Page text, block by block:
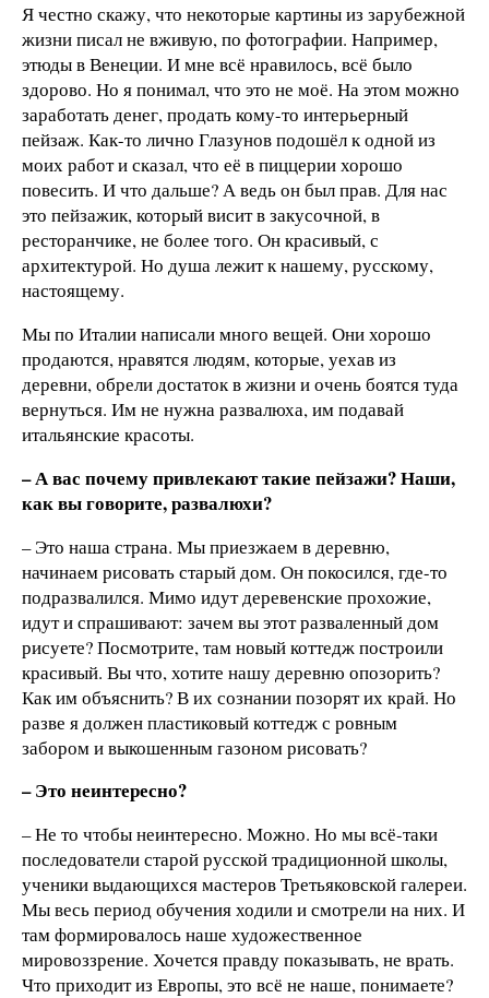
Я честно скажу, что некоторые картины из зарубежной
жизни писал не вживую, по фотографии. Например,
этюды в Венеции. И мне всё нравилось, всё было
здорово. Но я понимал, что это не моё. На этом можно
заработать денег, продать кому-то интерьерный
пейзаж. Как-то лично Глазунов подошёл к одной из
моих работ и сказал, что её в пиццерии хорошо
повесить. И что дальше? А ведь он был прав. Для нас
это пейзажик, который висит в закусочной, в
ресторанчике, не более того. Он красивый, с
архитектурой. Но душа лежит к нашему, русскому,
настоящему.
Мы по Италии написали много вещей. Они хорошо
продаются, нравятся людям, которые, уехав из
деревни, обрели достаток в жизни и очень боятся туда
вернуться. Им не нужна развалюха, им подавай
итальянские красоты.
– А вас почему привлекают такие пейзажи? Наши,
как вы говорите, развалюхи?
– Это наша страна. Мы приезжаем в деревню,
начинаем рисовать старый дом. Он покосился, где-то
подразвалился. Мимо идут деревенские прохожие,
идут и спрашивают: зачем вы этот разваленный дом
рисуете? Посмотрите, там новый коттедж построили
красивый. Вы что, хотите нашу деревню опозорить?
Как им объяснить? В их сознании позорят их край. Но
разве я должен пластиковый коттедж с ровным
забором и выкошенным газоном рисовать?
– Это неинтересно?
– Не то чтобы неинтересно. Можно. Но мы всё-таки
последователи старой русской традиционной школы,
ученики выдающихся мастеров Третьяковской галереи.
Мы весь период обучения ходили и смотрели на них. И
там формировалось наше художественное
мировоззрение. Хочется правду показывать, не врать.
Что приходит из Европы, это всё не наше, понимаете?